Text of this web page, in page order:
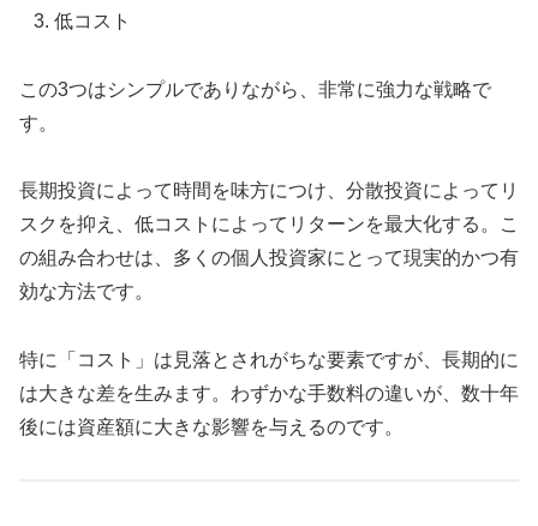
低コスト
この3つはシンプルでありながら、非常に強力な戦略で
す。
長期投資によって時間を味方につけ、分散投資によってリ
スクを抑え、低コストによってリターンを最大化する。こ
の組み合わせは、多くの個人投資家にとって現実的かつ有
効な方法です。
特に「コスト」は見落とされがちな要素ですが、長期的に
は大きな差を生みます。わずかな手数料の違いが、数十年
後には資産額に大きな影響を与えるのです。